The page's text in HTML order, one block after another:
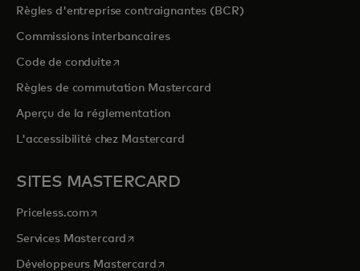
Règles d'entreprise contraignantes (BCR)
Commissions interbancaires
Code de conduites’ouvre dans un nouvel onglet
Règles de commutation Mastercard
Aperçu de la réglementation
L'accessibilité chez Mastercard
SITES MASTERCARD
Priceless.com s’ouvre dans un nouvel onglet
Services Mastercard s’ouvre dans un nouvel onglet
Développeurs Mastercards’ouvre dans un nouvel onglet